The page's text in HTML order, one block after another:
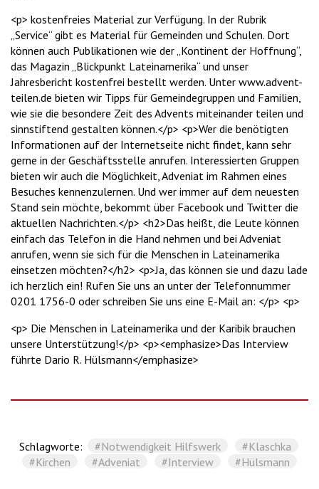
<p> kostenfreies Material zur Verfügung. In der Rubrik
„Service“ gibt es Material für Gemeinden und Schulen. Dort
können auch Publikationen wie der „Kontinent der Hoffnung“,
das Magazin „Blickpunkt Lateinamerika“ und unser
Jahresbericht kostenfrei bestellt werden. Unter www.advent-
teilen.de bieten wir Tipps für Gemeindegruppen und Familien,
wie sie die besondere Zeit des Advents miteinander teilen und
sinnstiftend gestalten können.</p> <p>Wer die benötigten
Informationen auf der Internetseite nicht findet, kann sehr
gerne in der Geschäftsstelle anrufen. Interessierten Gruppen
bieten wir auch die Möglichkeit, Adveniat im Rahmen eines
Besuches kennenzulernen. Und wer immer auf dem neuesten
Stand sein möchte, bekommt über Facebook und Twitter die
aktuellen Nachrichten.</p> <h2>Das heißt, die Leute können
einfach das Telefon in die Hand nehmen und bei Adveniat
anrufen, wenn sie sich für die Menschen in Lateinamerika
einsetzen möchten?</h2> <p>Ja, das können sie und dazu lade
ich herzlich ein! Rufen Sie uns an unter der Telefonnummer
0201 1756-0 oder schreiben Sie uns eine E-Mail an: </p> <p>
<p> Die Menschen in Lateinamerika und der Karibik brauchen
unsere Unterstützung!</p> <p><emphasize>Das Interview
führte Dario R. Hülsmann</emphasize>
Schlagworte: #Notwendigkeit Hilfswerk
#Klaschka
#Kirchen
#Adveniat #Interview #Hülsmann